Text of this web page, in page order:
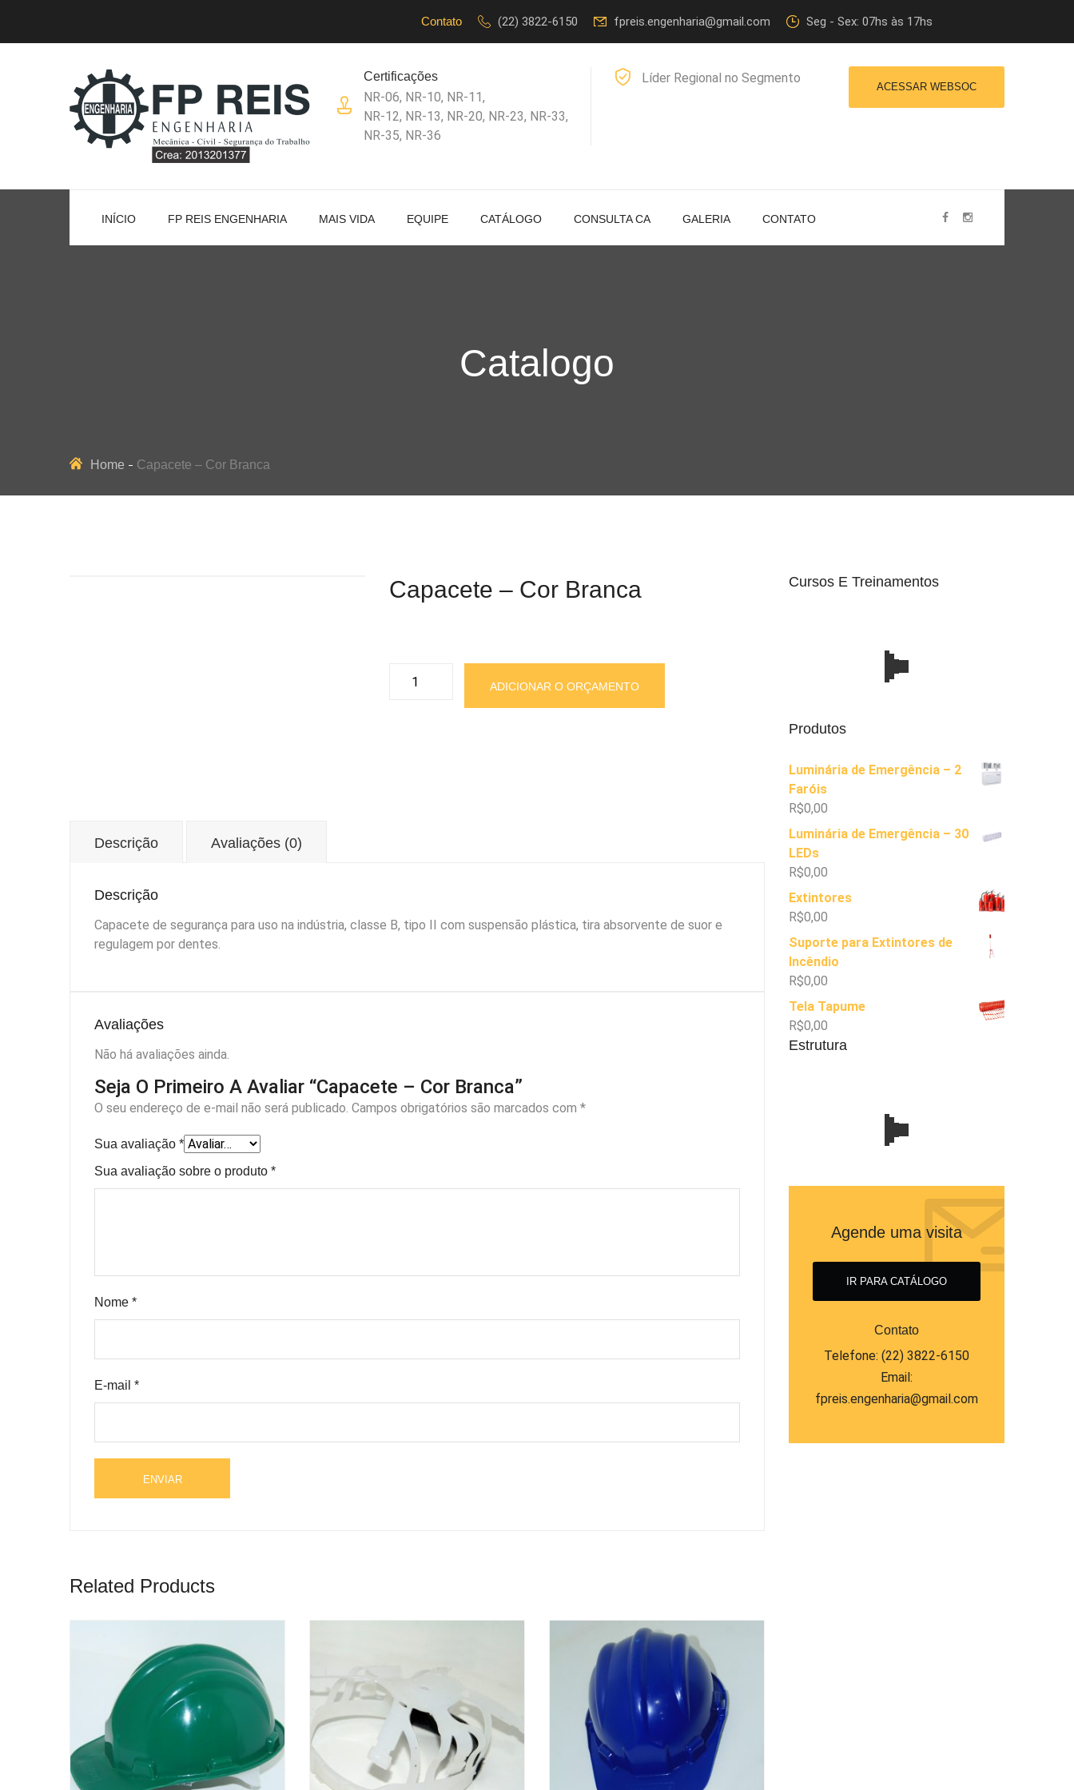
Contato (22) 3822-6150 fpreis.engenharia@gmail.com Seg - Sex: 07hs às 17hs
Certificações
NR-06, NR-10, NR-11,
NR-12, NR-13, NR-20, NR-23, NR-33,
NR-35, NR-36
Líder Regional no Segmento
ACESSAR WEBSOC
INÍCIO FP REIS ENGENHARIA MAIS VIDA EQUIPE CATÁLOGO CONSULTA CA GALERIA CONTATO
Catalogo
Home Capacete – Cor Branca
Capacete – Cor Branca
ADICIONAR O ORÇAMENTO
Descrição Avaliações (0)
Descrição
Capacete de segurança para uso na indústria, classe B, tipo II com suspensão plástica, tira absorvente de suor e
regulagem por dentes.
Avaliações
Não há avaliações ainda.
Seja O Primeiro A Avaliar “Capacete – Cor Branca”
O seu endereço de e-mail não será publicado. Campos obrigatórios são marcados com *
Sua avaliação *
Sua avaliação sobre o produto *
Nome *
E-mail *
Related Products
Cursos E Treinamentos
Produtos
Luminária de Emergência – 2
Faróis
R$0,00
Luminária de Emergência – 30
LEDs
R$0,00
Extintores
R$0,00
Suporte para Extintores de
Incêndio
R$0,00
Tela Tapume
R$0,00
Estrutura
Agende uma visita
IR PARA CATÁLOGO
Contato
Telefone: (22) 3822-6150
Email:
fpreis.engenharia@gmail.com